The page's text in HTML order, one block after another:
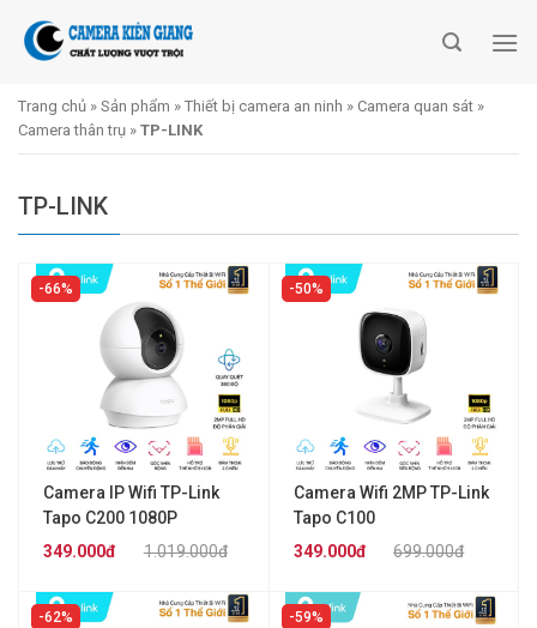
Trang chủ » Sản phẩm » Thiết bị camera an ninh » Camera quan sát »
Camera thân trụ » TP-LINK
TP-LINK
66%
Camera IP Wifi TP-Link
Tapo C200 1080P
1.019.000đ
349.000đ
50%
Camera Wifi 2MP TP-Link
Tapo C100
699.000đ
349.000đ
62% 59%